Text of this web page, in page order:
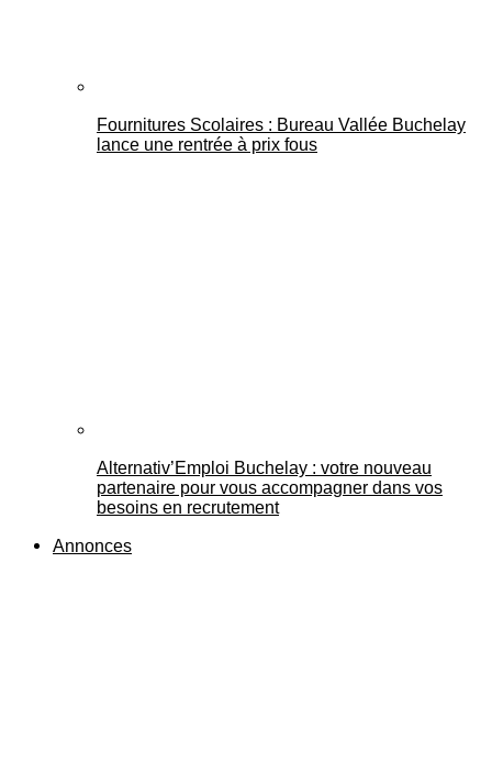
Fournitures Scolaires : Bureau Vallée Buchelay
lance une rentrée à prix fous
Alternativ’Emploi Buchelay : votre nouveau
partenaire pour vous accompagner dans vos
besoins en recrutement
Annonces